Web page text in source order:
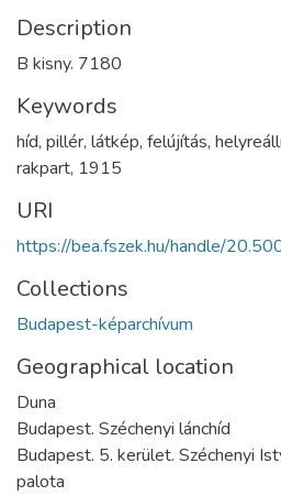
Description
B kisny. 7180
Keywords
híd, pillér, látkép, felújítás,
rakpart, 1915
URI
https://bea.fszek.hu/handle/
Collections
Budapest-képarchívum
Geographical location
Duna
Budapest. Széchenyi lánchíd
Budapest. 5. kerület. Széchenyi
palota